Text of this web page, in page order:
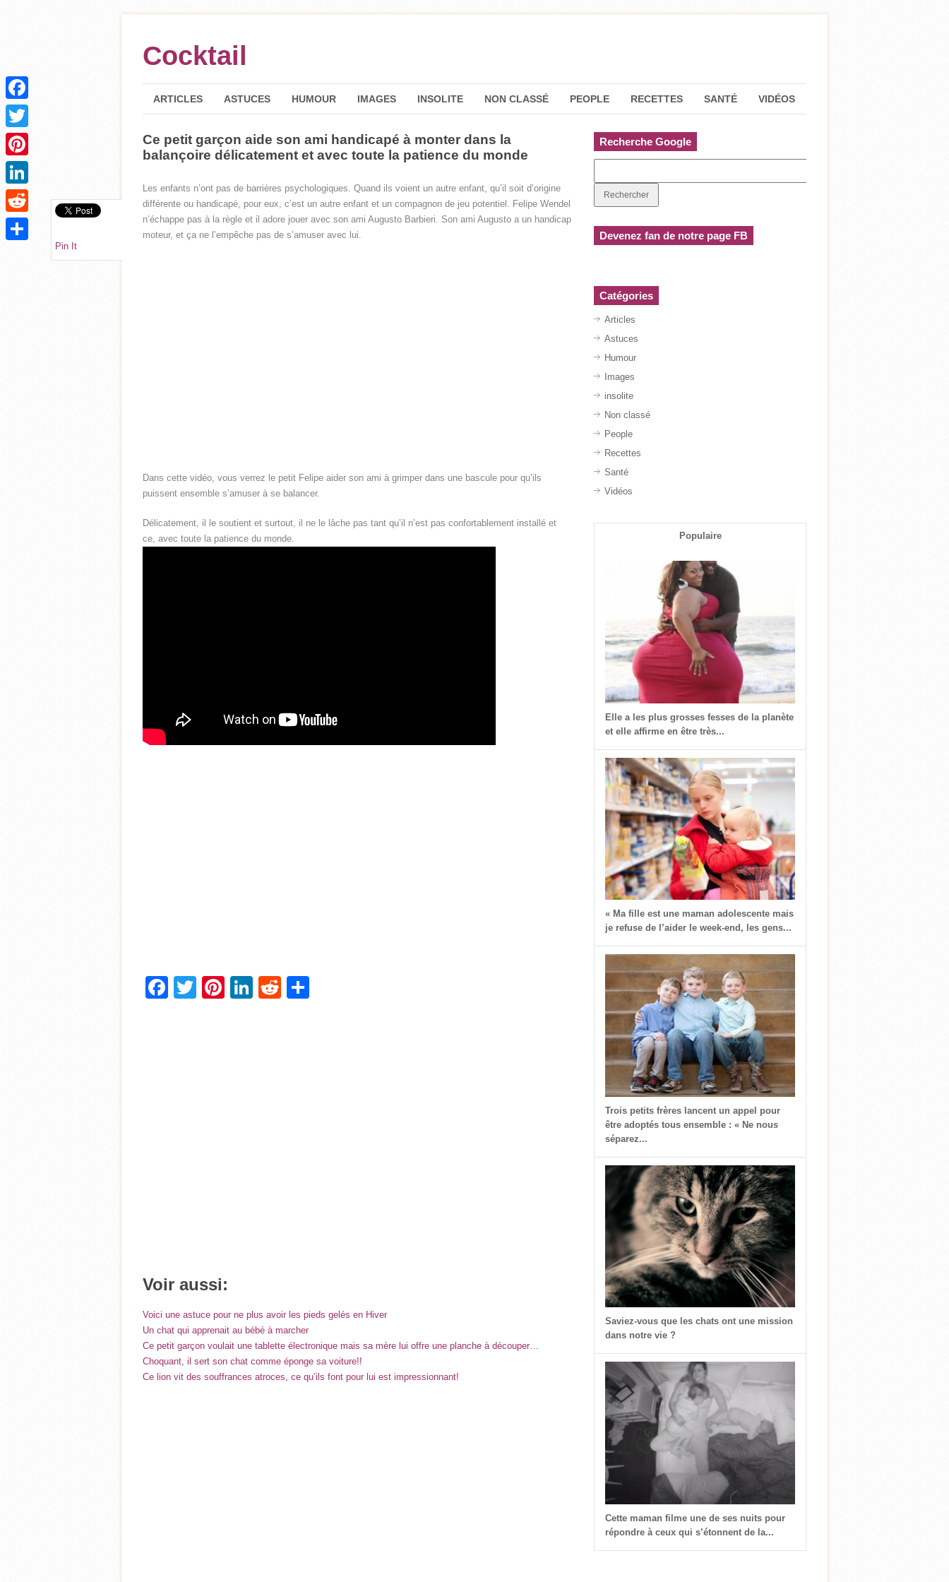
Cocktail
ARTICLES ASTUCES HUMOUR IMAGES INSOLITE NON CLASSÉ PEOPLE RECETTES SANTÉ VIDÉOS
Ce petit garçon aide son ami handicapé à monter dans la
balançoire délicatement et avec toute la patience du monde
Les enfants n’ont pas de barrières psychologiques. Quand ils voient un autre enfant, qu’il soit d’origine
différente ou handicapé, pour eux, c’est un autre enfant et un compagnon de jeu potentiel. Felipe Wendel
n’échappe pas à la règle et il adore jouer avec son ami Augusto Barbieri. Son ami Augusto a un handicap
moteur, et ça ne l’empêche pas de s’amuser avec lui.
Dans cette vidéo, vous verrez le petit Felipe aider son ami à grimper dans une bascule pour qu’ils
puissent ensemble s’amuser à se balancer.
Délicatement, il le soutient et surtout, il ne le lâche pas tant qu’il n’est pas confortablement installé et
ce, avec toute la patience du monde.
Facebook
TwitterPinterest
LinkedIn
Reddit
Voir aussi:
Voici une astuce pour ne plus avoir les pieds gelés en Hiver
Un chat qui apprenait au bébé à marcher
Ce petit garçon voulait une tablette électronique mais sa mère lui offre une planche à découper…
Choquant, il sert son chat comme éponge sa voiture!!
Ce lion vit des souffrances atroces, ce qu’ils font pour lui est impressionnant!
Pin It
Recherche Google
Devenez fan de notre page FB
Catégories
Articles
Astuces
Humour
Images
insolite
Non classé
People
Recettes
Santé
Vidéos
Populaire
Elle a les plus grosses fesses de la planète
et elle affirme en être très...
« Ma fille est une maman adolescente mais
je refuse de l’aider le week-end, les gens...
Trois petits frères lancent un appel pour
être adoptés tous ensemble : « Ne nous
séparez...
Saviez-vous que les chats ont une mission
dans notre vie ?
Cette maman filme une de ses nuits pour
répondre à ceux qui s’étonnent de la...
Facebook
Twitter
Pinterest
LinkedIn
Reddit